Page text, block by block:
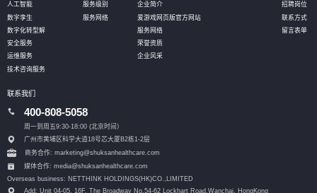
人工智能
数字孪生
数字化转型解
安全服务
运维服务
技术咨询服务
服务级别
服务网络
企业简介
爱游戏网页版官方网站
服务网络
荣誉资质
企业风采
招聘岗位
联系方式
留言表单
联系我们
400-808-5058
周一到周五9:30-18:00 (北京时间）
广州市黄埔区科学大道18号芯大厦B2栋1-2层
商务合作: marketing@shuksanhealthcare.com
媒体合作: media@shuksanhealthcare.com
Overseas business: NETTHINK HOLDINGS(HK)CO.,LIMITED
Add: Unit 04-05, 16F, The Broadway No.54-62 Lockhart Road,Wanchai, HongKong